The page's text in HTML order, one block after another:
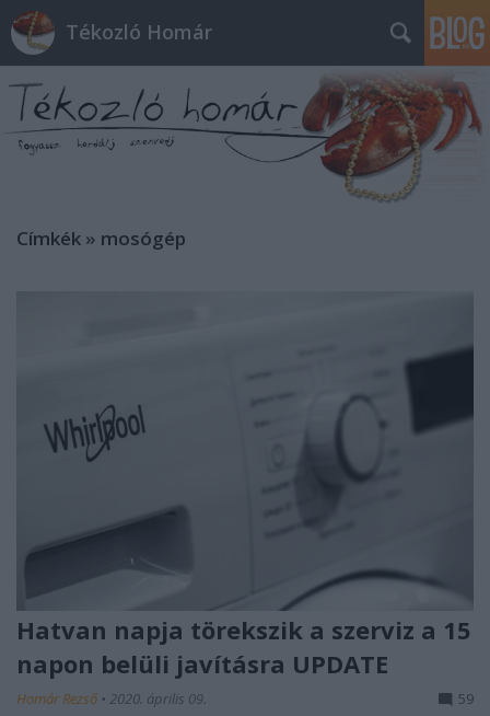
Tékozló Homár
Címkék » mosógép
Hatvan napja törekszik a szerviz a 15
napon belüli javításra UPDATE
Homár Rezső • 2020. április 09. 59